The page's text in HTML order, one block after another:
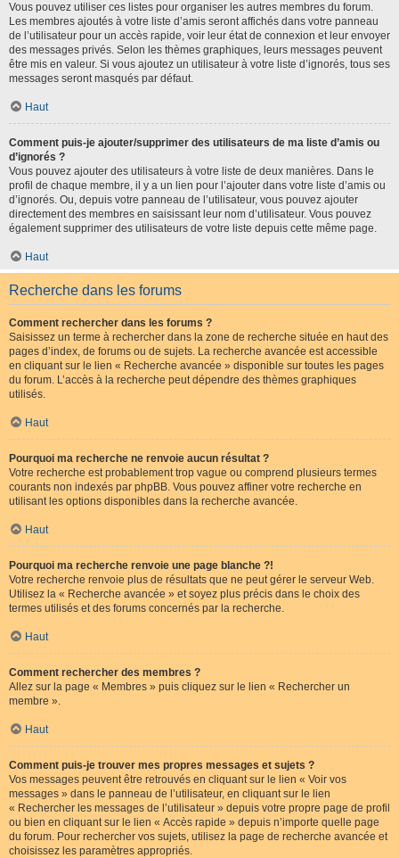
Vous pouvez utiliser ces listes pour organiser les autres membres du forum.
Les membres ajoutés à votre liste d’amis seront affichés dans votre panneau
de l’utilisateur pour un accès rapide, voir leur état de connexion et leur envoyer
des messages privés. Selon les thèmes graphiques, leurs messages peuvent
être mis en valeur. Si vous ajoutez un utilisateur à votre liste d’ignorés, tous ses
messages seront masqués par défaut.
Haut
Comment puis-je ajouter/supprimer des utilisateurs de ma liste d’amis ou
d’ignorés ?
Vous pouvez ajouter des utilisateurs à votre liste de deux manières. Dans le
profil de chaque membre, il y a un lien pour l’ajouter dans votre liste d’amis ou
d’ignorés. Ou, depuis votre panneau de l’utilisateur, vous pouvez ajouter
directement des membres en saisissant leur nom d’utilisateur. Vous pouvez
également supprimer des utilisateurs de votre liste depuis cette même page.
Haut
Recherche dans les forums
Comment rechercher dans les forums ?
Saisissez un terme à rechercher dans la zone de recherche située en haut des
pages d’index, de forums ou de sujets. La recherche avancée est accessible
en cliquant sur le lien « Recherche avancée » disponible sur toutes les pages
du forum. L’accès à la recherche peut dépendre des thèmes graphiques
utilisés.
Haut
Pourquoi ma recherche ne renvoie aucun résultat ?
Votre recherche est probablement trop vague ou comprend plusieurs termes
courants non indexés par phpBB. Vous pouvez affiner votre recherche en
utilisant les options disponibles dans la recherche avancée.
Haut
Pourquoi ma recherche renvoie une page blanche ?!
Votre recherche renvoie plus de résultats que ne peut gérer le serveur Web.
Utilisez la « Recherche avancée » et soyez plus précis dans le choix des
termes utilisés et des forums concernés par la recherche.
Haut
Comment rechercher des membres ?
Allez sur la page « Membres » puis cliquez sur le lien « Rechercher un
membre ».
Haut
Comment puis-je trouver mes propres messages et sujets ?
Vos messages peuvent être retrouvés en cliquant sur le lien « Voir vos
messages » dans le panneau de l’utilisateur, en cliquant sur le lien
« Rechercher les messages de l’utilisateur » depuis votre propre page de profil
ou bien en cliquant sur le lien « Accès rapide » depuis n’importe quelle page
du forum. Pour rechercher vos sujets, utilisez la page de recherche avancée et
choisissez les paramètres appropriés.